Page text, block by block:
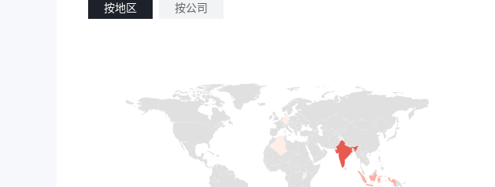
按地区 按公司